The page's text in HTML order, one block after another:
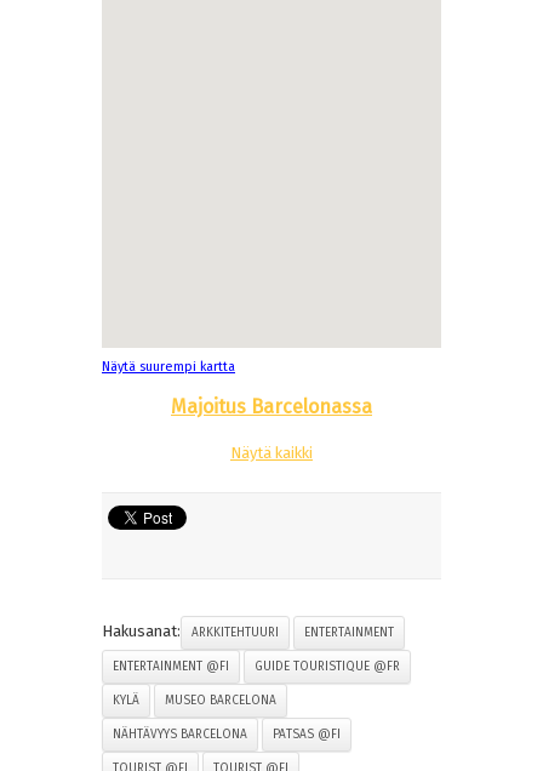
Näytä suurempi kartta
Majoitus Barcelonassa
Näytä kaikki
Hakusanat: ARKKITEHTUURI ENTERTAINMENT
ENTERTAINMENT @FI GUIDE TOURISTIQUE @FR
KYLÄ MUSEO BARCELONA
NÄHTÄVYYS BARCELONA PATSAS @FI